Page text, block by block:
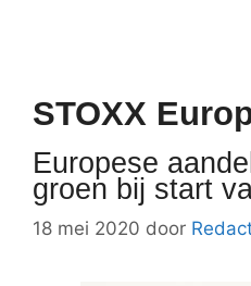
STOXX
Europese
groen bij start
18 mei 2020 door